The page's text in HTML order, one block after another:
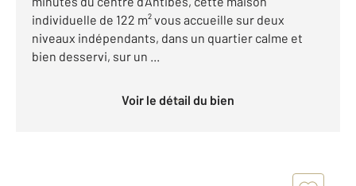
individuelle de 122 m² vous accueille sur deux
niveaux indépendants, dans un quartier calme et
bien desservi, sur un ...
Voir le détail du bien